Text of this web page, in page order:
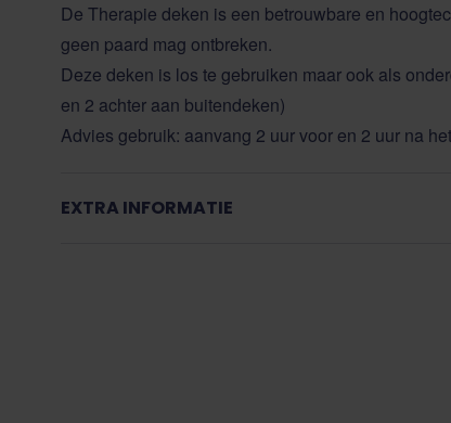
De Therapie deken is een betrouwbare en
geen paard mag ontbreken.
Deze deken is los te gebruiken maar ook als
en 2 achter aan buitendeken)
Advies gebruik: aanvang 2 uur voor en 2 uur na
EXTRA INFORMATIE